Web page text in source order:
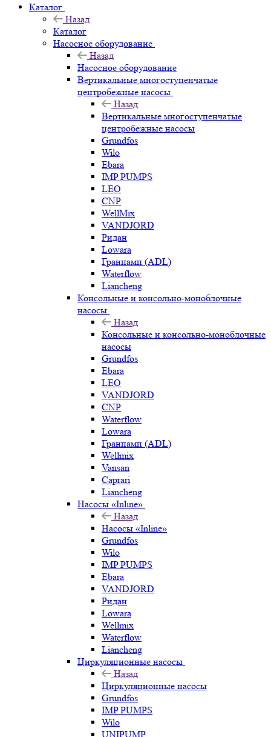
Каталог
Назад
Каталог
Насосное оборудование
Назад
Насосное оборудование
Вертикальные многоступенчатые
центробежные насосы
Назад
Вертикальные многоступенчатые
центробежные насосы
Grundfos
Wilo
Ebara
IMP PUMPS
LEO
CNP
WellMix
VANDJORD
Ридан
Lowara
Гранпамп (ADL)
Waterflow
Liancheng
Консольные и консольно-моноблочные
насосы
Назад
Консольные и консольно-моноблочные
насосы
Grundfos
Ebara
LEO
VANDJORD
CNP
Waterflow
Lowara
Гранпамп (ADL)
Wellmix
Vansan
Caprari
Liancheng
Насосы «Inline»
Назад
Насосы «Inline»
Grundfos
Wilo
IMP PUMPS
Ebara
VANDJORD
Ридан
Lowara
Wellmix
Waterflow
Liancheng
Циркуляционные насосы
Назад
Циркуляционные насосы
Grundfos
IMP PUMPS
Wilo
UNIPUMP